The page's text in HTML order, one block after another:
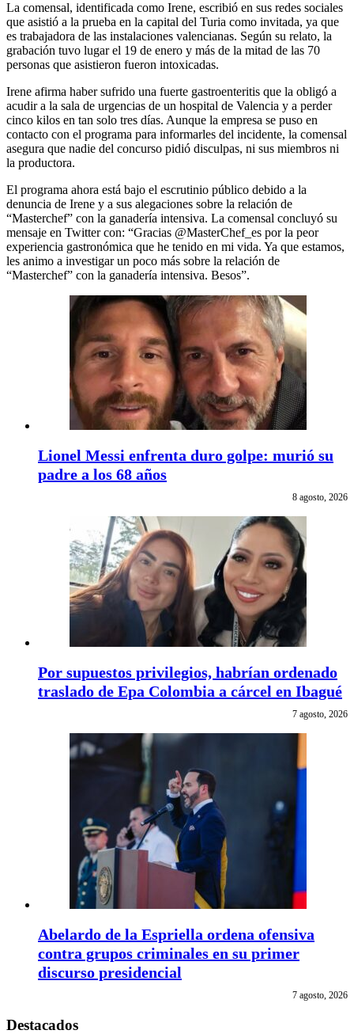
La comensal, identificada como Irene, escribió en sus redes sociales
que asistió a la prueba en la capital del Turia como invitada, ya que
es trabajadora de las instalaciones valencianas. Según su relato, la
grabación tuvo lugar el 19 de enero y más de la mitad de las 70
personas que asistieron fueron intoxicadas.
Irene afirma haber sufrido una fuerte gastroenteritis que la obligó a
acudir a la sala de urgencias de un hospital de Valencia y a perder
cinco kilos en tan solo tres días. Aunque la empresa se puso en
contacto con el programa para informarles del incidente, la comensal
asegura que nadie del concurso pidió disculpas, ni sus miembros ni
la productora.
El programa ahora está bajo el escrutinio público debido a la
denuncia de Irene y a sus alegaciones sobre la relación de
“Masterchef” con la ganadería intensiva. La comensal concluyó su
mensaje en Twitter con: “Gracias @MasterChef_es por la peor
experiencia gastronómica que he tenido en mi vida. Ya que estamos,
les animo a investigar un poco más sobre la relación de
“Masterchef” con la ganadería intensiva. Besos”.
Lionel Messi enfrenta duro golpe: murió su
padre a los 68 años
8 agosto, 2026
Por supuestos privilegios, habrían ordenado
traslado de Epa Colombia a cárcel en Ibagué
7 agosto, 2026
Abelardo de la Espriella ordena ofensiva
contra grupos criminales en su primer
discurso presidencial
7 agosto, 2026
Destacados